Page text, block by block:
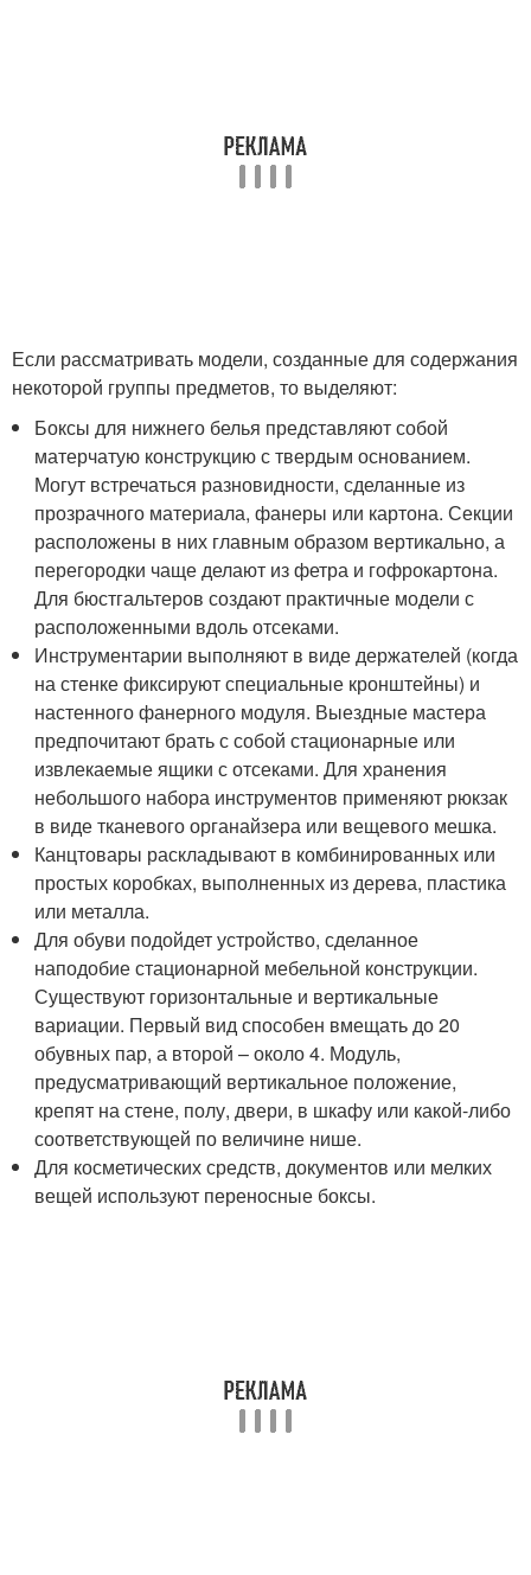
Если рассматривать модели, созданные для содержания
некоторой группы предметов, то выделяют:
Боксы для нижнего белья представляют собой
матерчатую конструкцию с твердым основанием.
Могут встречаться разновидности, сделанные из
прозрачного материала, фанеры или картона. Секции
расположены в них главным образом вертикально, а
перегородки чаще делают из фетра и гофрокартона.
Для бюстгальтеров создают практичные модели с
расположенными вдоль отсеками.
Инструментарии выполняют в виде держателей (когда
на стенке фиксируют специальные кронштейны) и
настенного фанерного модуля. Выездные мастера
предпочитают брать с собой стационарные или
извлекаемые ящики с отсеками. Для хранения
небольшого набора инструментов применяют рюкзак
в виде тканевого органайзера или вещевого мешка.
Канцтовары раскладывают в комбинированных или
простых коробках, выполненных из дерева, пластика
или металла.
Для обуви подойдет устройство, сделанное
наподобие стационарной мебельной конструкции.
Существуют горизонтальные и вертикальные
вариации. Первый вид способен вмещать до 20
обувных пар, а второй – около 4. Модуль,
предусматривающий вертикальное положение,
крепят на стене, полу, двери, в шкафу или какой-либо
соответствующей по величине нише.
Для косметических средств, документов или мелких
вещей используют переносные боксы.